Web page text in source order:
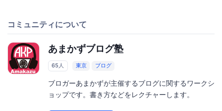
コミュニティについて
あまかずブログ塾
65人 東京 ブログ
ブロガーあまかずが主催するブログに関するワークシ
ョップです。書き方などをレクチャーします。